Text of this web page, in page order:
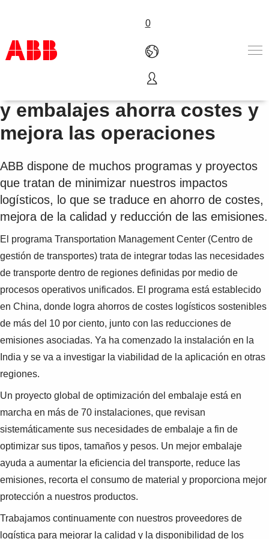
0
Productos & Soluciones
Industrias
Servicios
Sobre ABB
Contáctanos
Carreras
La optimización de logística
y embalajes ahorra costes y
mejora las operaciones
ABB dispone de muchos programas y proyectos
que tratan de minimizar nuestros impactos
logísticos, lo que se traduce en ahorro de costes,
mejora de la calidad y reducción de las emisiones.
El programa Transportation Management Center (Centro de
gestión de transportes) trata de integrar todas las necesidades
de transporte dentro de regiones definidas por medio de
procesos operativos unificados. El programa está establecido
en China, donde logra ahorros de costes logísticos sostenibles
de más del 10 por ciento, junto con las reducciones de
emisiones asociadas. Ya ha comenzado la instalación en la
India y se va a investigar la viabilidad de la aplicación en otras
regiones.
Un proyecto global de optimización del embalaje está en
marcha en más de 70 instalaciones, que revisan
sistemáticamente sus necesidades de embalaje a fin de
optimizar sus tipos, tamaños y pesos. Un mejor embalaje
ayuda a aumentar la eficiencia del transporte, reduce las
emisiones, recorta el consumo de material y proporciona mejor
protección a nuestros productos.
Trabajamos continuamente con nuestros proveedores de
logística para mejorar la calidad y la disponibilidad de los